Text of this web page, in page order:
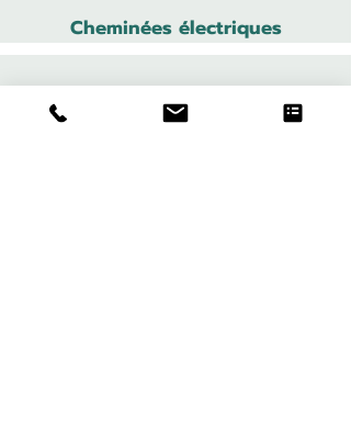
Cheminées électriques